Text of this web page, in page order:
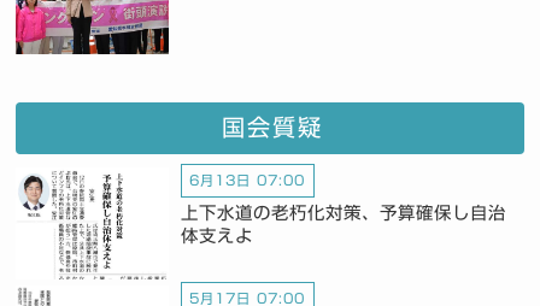
国会質疑
6月13日 07:00
上下水道の老朽化対策、予算確保し自治
体支えよ
5月17日 07:00